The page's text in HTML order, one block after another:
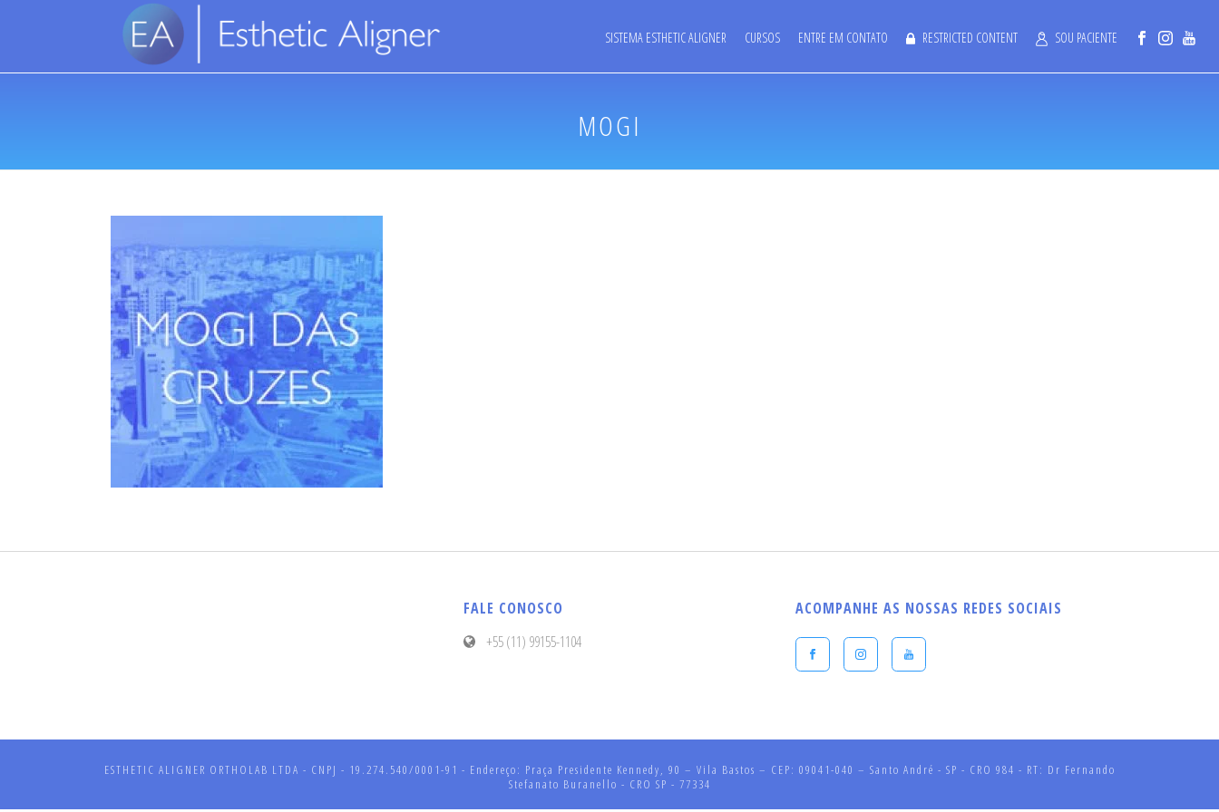
SISTEMA ESTHETIC ALIGNER CURSOS ENTRE EM CONTATO RESTRICTED CONTENT SOU PACIENTE
MOGI
FALE CONOSCO
+55 (11) 99155-1104
ACOMPANHE AS NOSSAS REDES SOCIAIS
ESTHETIC ALIGNER ORTHOLAB LTDA - CNPJ - 19.274.540/0001-91 - Endereço: Praça Presidente Kennedy, 90 – Vila Bastos – CEP: 09041-040 – Santo André - SP - CRO 984 - RT: Dr Fernando
Stefanato Buranello - CRO SP - 77334